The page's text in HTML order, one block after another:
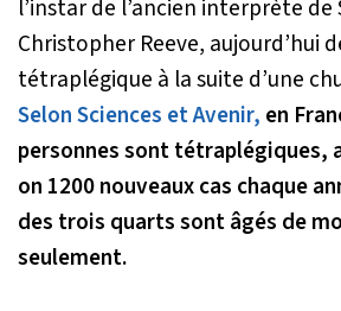
l’instar de l’ancien interprète de
Christopher Reeve, aujourd’hui
tétraplégique à la suite d’une
Selon Sciences et Avenir, en
personnes sont tétraplégiques,
on 1200 nouveaux cas chaque
des trois quarts sont âgés de
seulement.